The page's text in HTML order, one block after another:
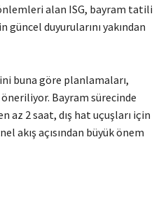
alan ISG, bayram tatili
duyurularını yakından
buna göre planlamaları,
Bayram sürecinde
az 2 saat, dış hat uçuşları için
akış açısından büyük önem